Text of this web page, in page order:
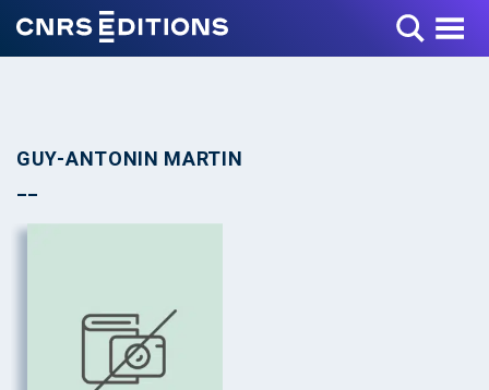
Toggle Menu
GUY-ANTONIN MARTIN